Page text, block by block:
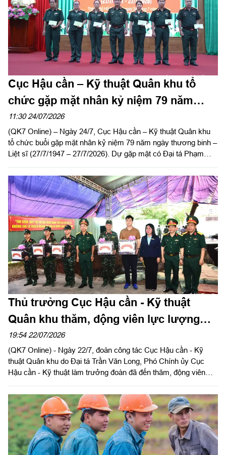
Cục Hậu cần – Kỹ thuật Quân khu tổ
chức gặp mặt nhân kỷ niệm 79 năm
ngày Thương binh - Liệt sĩ
11:30 24/07/2026
(QK7 Online) – Ngày 24/7, Cục Hậu cần – Kỹ thuật Quân khu
tổ chức buổi gặp mặt nhân kỷ niệm 79 năm ngày thương binh –
Liệt sĩ (27/7/1947 – 27/7/2026). Dự gặp mặt có Đại tá Phạm
Thủ trưởng Cục Hậu cần - Kỹ thuật
Quân khu thăm, động viên lực lượng
làm nhiệm vụ tại Công viên Lê Thị Riêng
19:54 22/07/2026
(QK7 Online) - Ngày 22/7, đoàn công tác Cục Hậu cần - Kỹ
thuật Quân khu do Đại tá Trần Văn Long, Phó Chính ủy Cục
Hậu cần - Kỹ thuật làm trưởng đoàn đã đến thăm, động viên
kiếm, quy tập, xác minh danh tính hài cốt liệt sĩ tại Công viên Lê
Thị Riêng.